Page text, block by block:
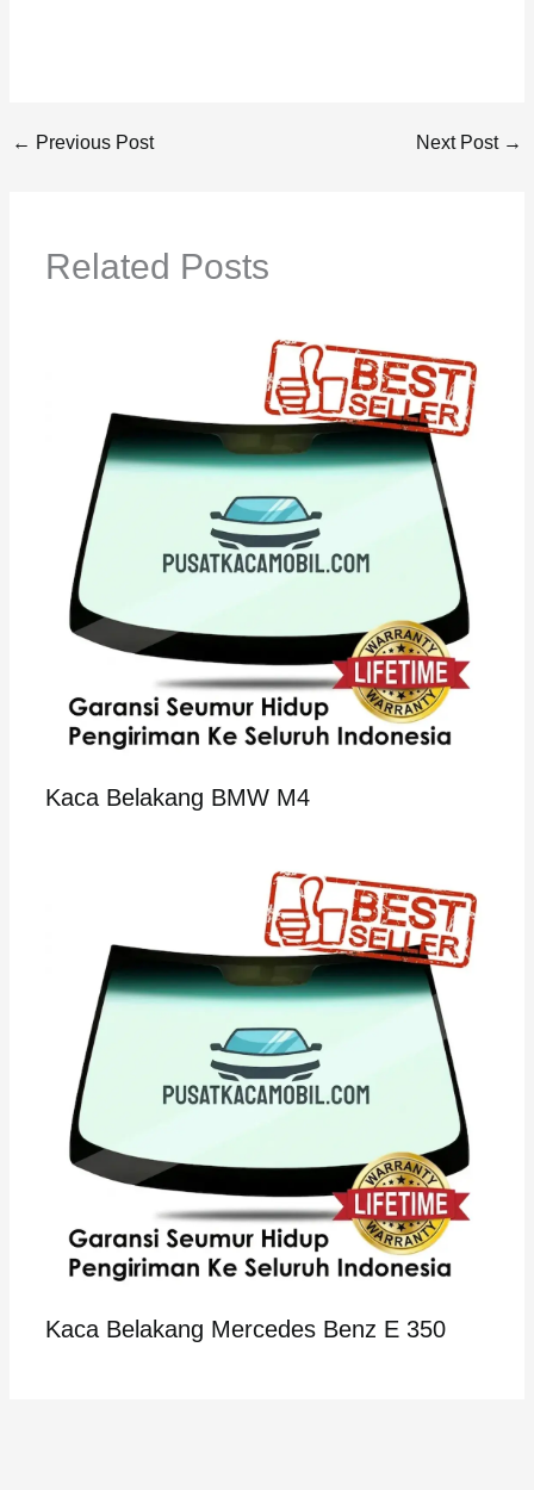
← Previous Post Next Post →
Related Posts
Kaca Belakang BMW M4
Kaca Belakang Mercedes Benz E 350